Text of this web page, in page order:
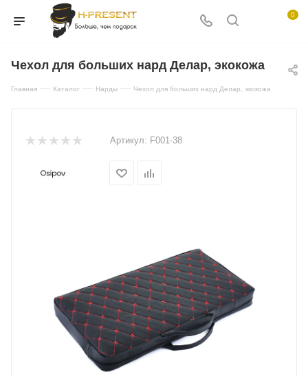
0
Чехол для больших нард Делар, экокожа
Главная — Каталог — Нарды — Чехол для больших нард Делар, экокожа
Артикул: F001-38